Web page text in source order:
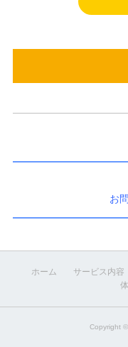
お
ホーム サービス内容
Copyright ©